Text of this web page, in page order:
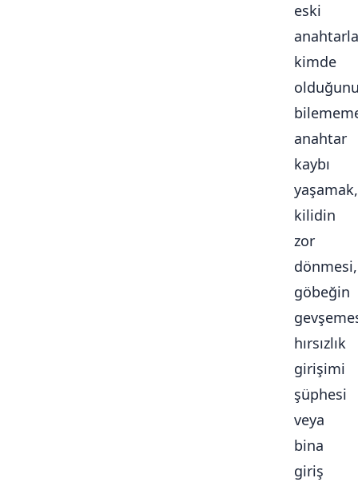
eski
kimde
anahtar
kaybı
yaşamak,
kilidin
zor
dönmesi,
göbeğin
hırsızlık
girişimi
şüphesi
veya
bina
giriş